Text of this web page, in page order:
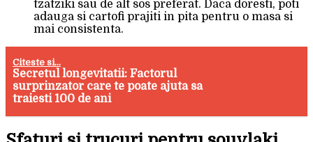
tzatziki sau de alt sos preferat. Daca doresti, poti
adauga si cartofi prajiti in pita pentru o masa si
mai consistenta.
Citeste si...
Secretul longevitatii: Factorul
surprinzator care te poate ajuta sa
traiesti 100 de ani